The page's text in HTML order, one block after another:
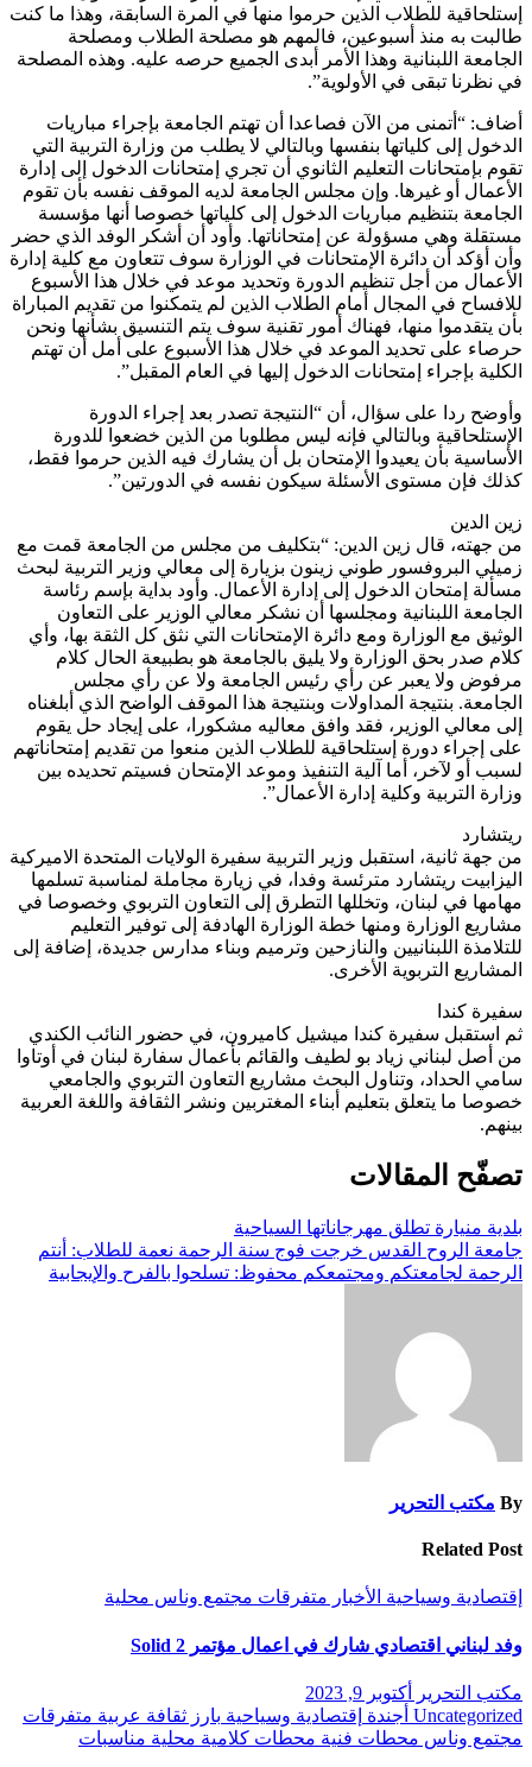
إستلحاقية للطلاب الذين حرموا منها في المرة السابقة، وهذا ما كنت
طالبت به منذ أسبوعين، فالمهم هو مصلحة الطلاب ومصلحة
الجامعة اللبنانية وهذا الأمر أبدى الجميع حرصه عليه. وهذه المصلحة
في نظرنا تبقى في الأولوية”.
أضاف: “أتمنى من الآن فصاعدا أن تهتم الجامعة بإجراء مباريات
الدخول إلى كلياتها بنفسها وبالتالي لا يطلب من وزارة التربية التي
تقوم بإمتحانات التعليم الثانوي أن تجري إمتحانات الدخول إلى إدارة
الأعمال أو غيرها. وإن مجلس الجامعة لديه الموقف نفسه بأن تقوم
الجامعة بتنظيم مباريات الدخول إلى كلياتها خصوصا أنها مؤسسة
مستقلة وهي مسؤولة عن إمتحاناتها. وأود أن أشكر الوفد الذي حضر
وأن أؤكد أن دائرة الإمتحانات في الوزارة سوف تتعاون مع كلية إدارة
الأعمال من أجل تنظيم الدورة وتحديد موعد في خلال هذا الأسبوع
للافساح في المجال أمام الطلاب الذين لم يتمكنوا من تقديم المباراة
بأن يتقدموا منها، فهناك أمور تقنية سوف يتم التنسيق بشأنها ونحن
حرصاء على تحديد الموعد في خلال هذا الأسبوع على أمل أن تهتم
الكلية بإجراء إمتحانات الدخول إليها في العام المقبل”.
وأوضح ردا على سؤال، أن “النتيجة تصدر بعد إجراء الدورة
الإستلحاقية وبالتالي فإنه ليس مطلوبا من الذين خضعوا للدورة
الأساسية بأن يعيدوا الإمتحان بل أن يشارك فيه الذين حرموا فقط،
كذلك فإن مستوى الأسئلة سيكون نفسه في الدورتين”.
زين الدين
من جهته، قال زين الدين: “بتكليف من مجلس من الجامعة قمت مع
زميلي البروفسور طوني زينون بزيارة إلى معالي وزير التربية لبحث
مسألة إمتحان الدخول إلى إدارة الأعمال. وأود بداية بإسم رئاسة
الجامعة اللبنانية ومجلسها أن نشكر معالي الوزير على التعاون
الوثيق مع الوزارة ومع دائرة الإمتحانات التي نثق كل الثقة بها، وأي
كلام صدر بحق الوزارة ولا يليق بالجامعة هو بطبيعة الحال كلام
مرفوض ولا يعبر عن رأي رئيس الجامعة ولا عن رأي مجلس
الجامعة. بنتيجة المداولات وبنتيجة هذا الموقف الواضح الذي أبلغناه
إلى معالي الوزير، فقد وافق معاليه مشكورا، على إيجاد حل يقوم
على إجراء دورة إستلحاقية للطلاب الذين منعوا من تقديم إمتحاناتهم
لسبب أو لآخر، أما آلية التنفيذ وموعد الإمتحان فسيتم تحديده بين
وزارة التربية وكلية إدارة الأعمال”.
ريتشارد
من جهة ثانية، استقبل وزير التربية سفيرة الولايات المتحدة الاميركية
اليزابيت ريتشارد مترئسة وفدا، في زيارة مجاملة لمناسبة تسلمها
مهامها في لبنان، وتخللها التطرق إلى التعاون التربوي وخصوصا في
مشاريع الوزارة ومنها خطة الوزارة الهادفة إلى توفير التعليم
للتلامذة اللبنانيين والنازحين وترميم وبناء مدارس جديدة، إضافة إلى
المشاريع التربوية الأخرى.
سفيرة كندا
ثم استقبل سفيرة كندا ميشيل كاميرون، في حضور النائب الكندي
من أصل لبناني زياد بو لطيف والقائم بأعمال سفارة لبنان في أوتاوا
سامي الحداد، وتناول البحث مشاريع التعاون التربوي والجامعي
خصوصا ما يتعلق بتعليم أبناء المغتربين ونشر الثقافة واللغة العربية
بينهم.
تصفّح المقالات
بلدية منيارة تطلق مهرجاناتها السياحية
جامعة الروح القدس خرجت فوج سنة الرحمة نعمة للطلاب: أنتم
الرحمة لجامعتكم ومجتمعكم محفوظ: تسلحوا بالفرح والإيجابية
By مكتب التحرير
Related Post
إقتصادية وسياحية الأخبار متفرقات مجتمع وناس محلية
وفد لبناني اقتصادي شارك في اعمال مؤتمر Solid 2
مكتب التحرير
أكتوبر 9, 2023
Uncategorized أجندة إقتصادية وسياحية بارز ثقافة عربية متفرقات
مجتمع وناس محطات فنية محطات كلامية محلية مناسبات